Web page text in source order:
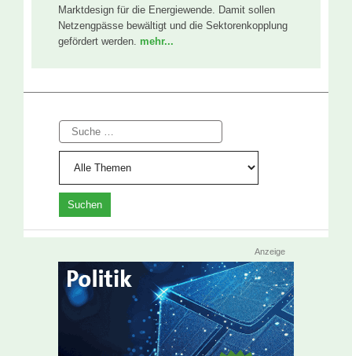
Marktdesign für die Energiewende. Damit sollen
Netzengpässe bewältigt und die Sektorenkopplung
gefördert werden. mehr...
Suche
Anzeige